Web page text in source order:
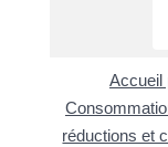
Accueil
réductions et